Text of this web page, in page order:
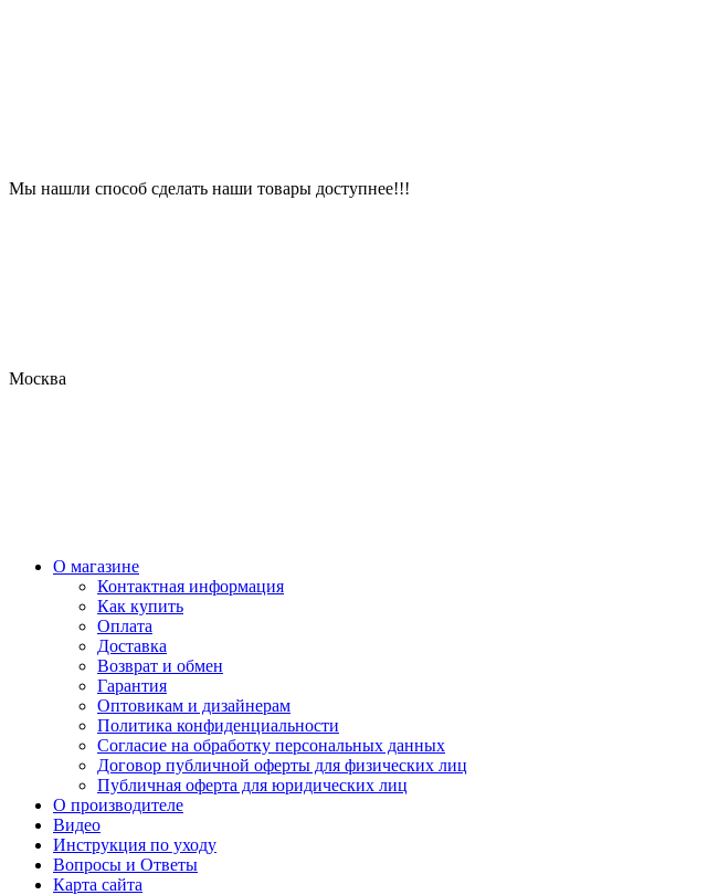
Мы нашли способ сделать наши товары доступнее!!!
Москва
О магазине
Контактная информация
Как купить
Оплата
Доставка
Возврат и обмен
Гарантия
Оптовикам и дизайнерам
Политика конфиденциальности
Согласие на обработку персональных данных
Договор публичной оферты для физических лиц
Публичная оферта для юридических лиц
О производителе
Видео
Инструкция по уходу
Вопросы и Ответы
Карта сайта